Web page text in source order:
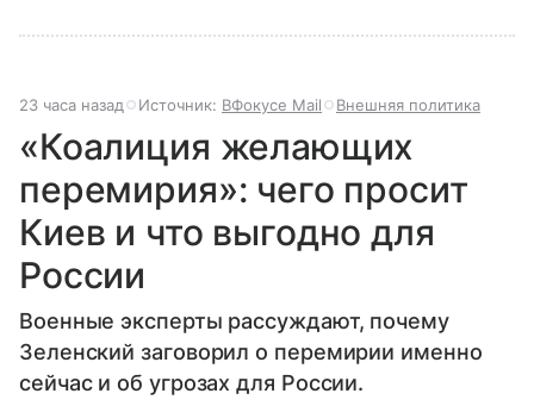
23 часа назад Источник: ВФокусе Mail Внешняя политика
«Коалиция желающих
перемирия»: чего просит
Киев и что выгодно для
России
Военные эксперты рассуждают, почему
Зеленский заговорил о перемирии именно
сейчас и об угрозах для России.